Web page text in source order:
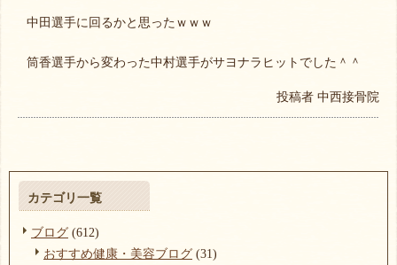
中田選手に回るかと思ったｗｗｗ
筒香選手から変わった中村選手がサヨナラヒットでした＾＾
投稿者 中西接骨院
カテゴリ一覧
ブログ (612)
おすすめ健康・美容ブログ (31)